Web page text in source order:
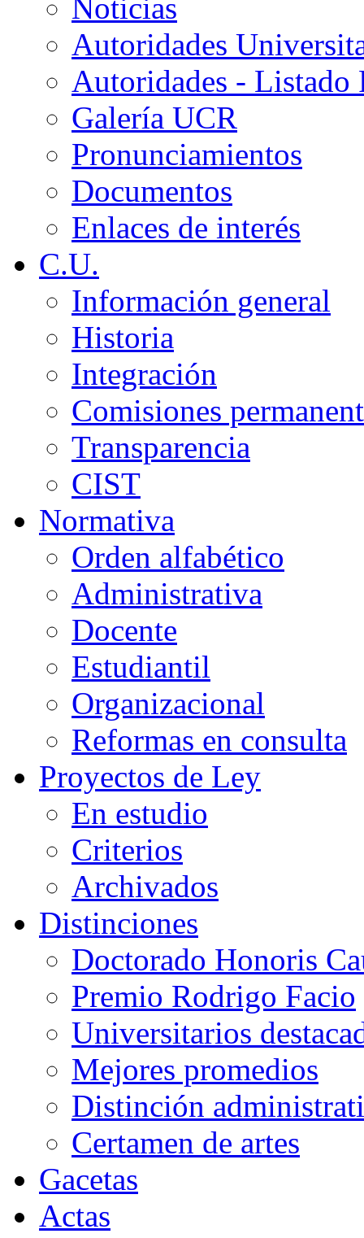
Noticias
Autoridades
Autoridades - Listado
Galería UCR
Pronunciamientos
Documentos
Enlaces de interés
C.U.
Información general
Historia
Integración
Comisiones
Transparencia
CIST
Normativa
Orden alfabético
Administrativa
Docente
Estudiantil
Organizacional
Reformas en consulta
Proyectos de Ley
En estudio
Criterios
Archivados
Distinciones
Doctorado Honoris
Premio Rodrigo Facio
Universitarios
Mejores promedios
Distinción
Certamen de artes
Gacetas
Actas